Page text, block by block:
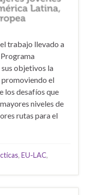
trabajo llevado a
objetivos la
promoviendo el
los desafíos que
niveles de
rutas para el
, EU-LAC,